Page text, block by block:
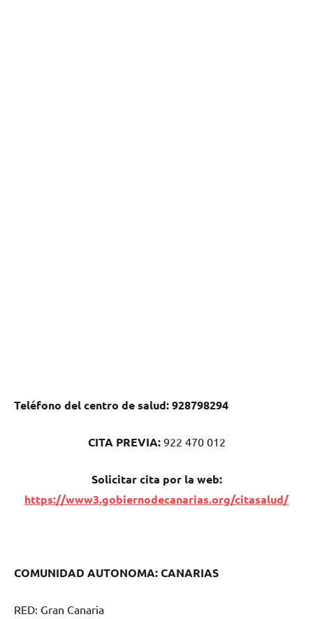
Teléfono del centro dе salud:928798294
CITA PREVIA: 922 470 012
Solicitar cita pοr la web:
https://www3.gobiernodecanarias.org/citasalud/
COMUNIDAD AUTONOMA: CANARIAS
RED: Gran Canaria